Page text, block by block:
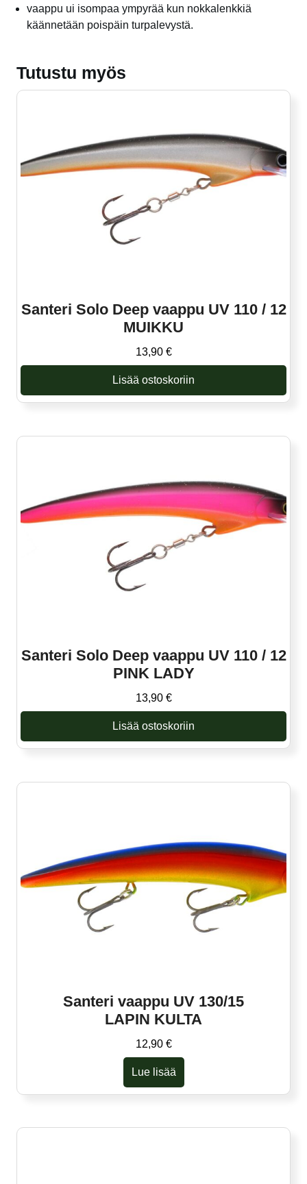
vaappu ui isompaa ympyrää kun nokkalenkkiä
käännetään poispäin turpalevystä.
Tutustu myös
Santeri Solo Deep vaappu UV 110 / 12
MUIKKU
13,90 €
Lisää ostoskoriin
Santeri Solo Deep vaappu UV 110 / 12
PINK LADY
13,90 €
Lisää ostoskoriin
Santeri vaappu UV 130/15
LAPIN KULTA
12,90 €
Lue lisää